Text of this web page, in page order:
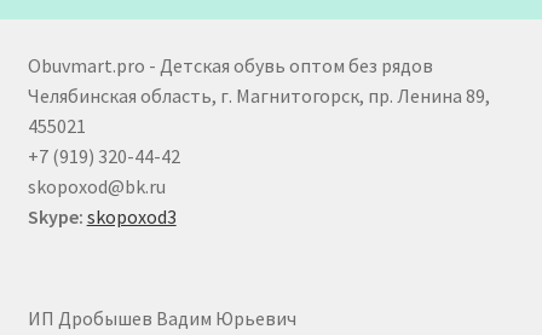
Obuvmart.pro - Детская обувь оптом без рядов
Челябинская область, г. Магнитогорск, пр. Ленина 89,
455021
+7 (919) 320-44-42
skopoxod@bk.ru
Skype: skopoxod3
ИП Дробышев Вадим Юрьевич